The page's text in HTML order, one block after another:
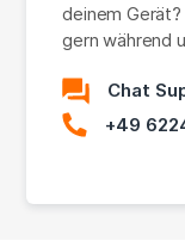
deinem
gern während
Chat
+49